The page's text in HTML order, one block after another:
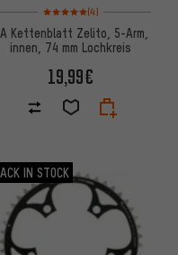
auf 7 Bewertungen
Bewertungen: 5 von 5
(4)
Kettenblatt Zelito, 5-Arm,
innen, 74 mm Lochkreis
19,99€
IN STOCK